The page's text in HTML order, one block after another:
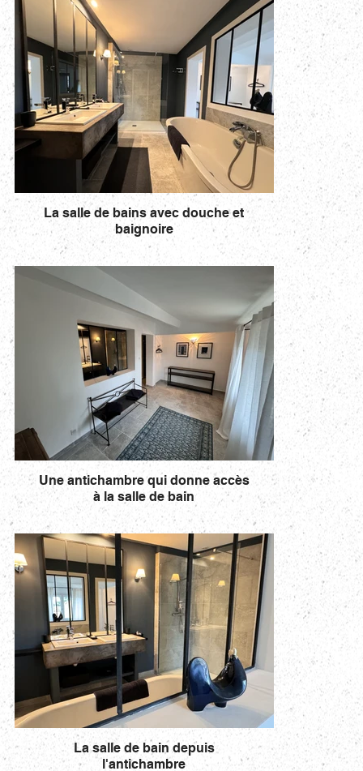
La salle de bains avec douche et
baignoire
Une antichambre qui donne accès
à la salle de bain
La salle de bain depuis
l'antichambre